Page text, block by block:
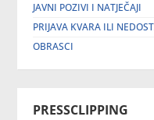
JAVNI POZIVI I NATJEČAJI
PRIJAVA KVARA ILI
OBRASCI
PRESSCLIPPING